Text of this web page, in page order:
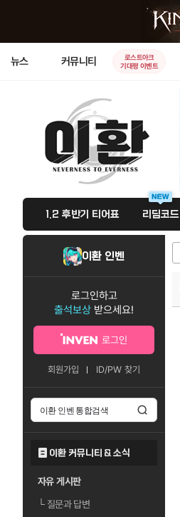
뉴스 커뮤니티
로스트아크
기대평 이벤트
1.2 후반기 티어표 리딤코드
이환 인벤
로그인하고
출석보상 받으세요!
로그인
회원가입 ID/PW 찾기
이환 커뮤니티 & 소식
자유 게시판
└질문과 답변